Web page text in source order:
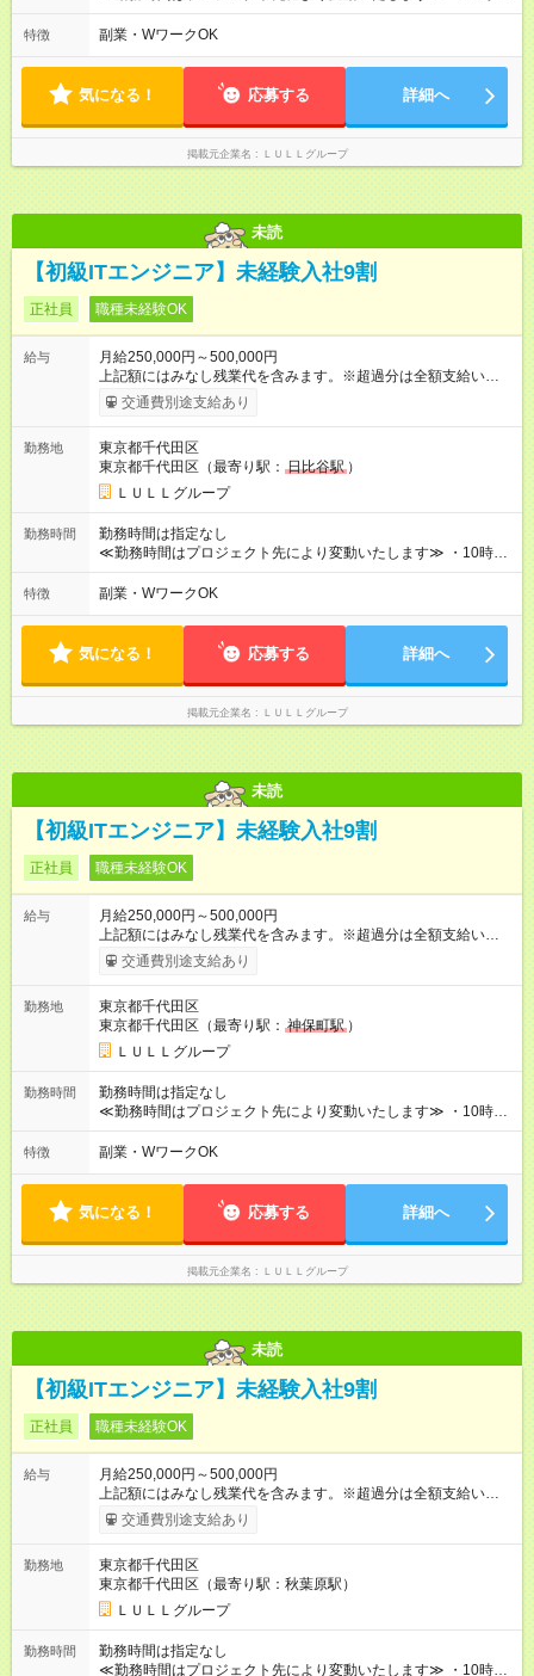
上アップした社員も。 エンジニアへの還元率は業界高水準の
87％。 スキルを磨いた分だけ、収入アップも目指せる環境で
す！ 【試用期間】試用期間あり 試用期間の長さ：6ヶ月 ※ 雇用
形態と給与に、本採用時と異なる部分があります。 雇用形態：
中途採用（契約社員） 給与：月給 230,000円以上 上記額にはみ
なし残業代を含みます。※超過分は全額支給いたします。 みな
別途支給いたします ※研修期間中（最大12ヶ月間）も、試用期
分～19時00分（休憩1時間） ・9時00分～18時00分（休憩1時
間） ＼平日夜も、ちゃんと「自分時間」がつくれます／ 残業は
やサウナなど、 趣味の時間を楽しむ社員も多くいます◎
特徴 副業・WワークOK
気になる！ 応募する 詳細へ
掲載元企業名 ＬＵＬＬグループ
未読
【初級ITエンジニア】未経験入社9割
正社員 職種未経験OK
給与
月給250,000円～500,000円
上記額にはみなし残業代を含みます。※超過分は全額支給いたし
ます。 みなし残業代 21,675円／月 みなし残業時間 12時間／月 -
------------------------------------------------------- ≪経験者の方は以下と
万円～＋業績賞与＋交通費＋各種手当 ※固定残業代（30時間/6
万6，610円分）を含む。超過分は追加支給いたします 能力やス
キルを考慮し初任給を決定。経験者の方は前給考慮も可能で
す！ ◎昇給年1回（研修終了後） ◎賞与年2回（2月・8月）＋業
績賞与あり ◤スキルアップも、収入アップも。◢ 入社後の成長
や頑張りは、しっかり給与で還元しています。 実際にほぼ全員
上アップした社員も。 エンジニアへの還元率は業界高水準の
87％。 スキルを磨いた分だけ、収入アップも目指せる環境で
す！ 【試用期間】試用期間あり 試用期間の長さ：6ヶ月 ※ 雇用
形態と給与に、本採用時と異なる部分があります。 雇用形態：
中途採用（契約社員） 給与：月給 230,000円以上 上記額にはみ
なし残業代を含みます。※超過分は全額支給いたします。 みな
別途支給いたします ※研修期間中（最大12ヶ月間）も、試用期
交通費別途支給あり
勤務地
東京都千代田区
東京都千代田区（最寄り駅： 日比谷駅 ）
ＬＵＬＬグループ
勤務時間
勤務時間は指定なし
≪勤務時間はプロジェクト先により変動いたします≫ ・10時00
分～19時00分（休憩1時間） ・9時00分～18時00分（休憩1時
間） ＼平日夜も、ちゃんと「自分時間」がつくれます／ 残業は
やサウナなど、 趣味の時間を楽しむ社員も多くいます◎
特徴 副業・WワークOK
気になる！ 応募する 詳細へ
掲載元企業名 ＬＵＬＬグループ
未読
【初級ITエンジニア】未経験入社9割
正社員 職種未経験OK
給与
月給250,000円～500,000円
上記額にはみなし残業代を含みます。※超過分は全額支給いたし
ます。 みなし残業代 21,675円／月 みなし残業時間 12時間／月 -
------------------------------------------------------- ≪経験者の方は以下と
万円～＋業績賞与＋交通費＋各種手当 ※固定残業代（30時間/6
万6，610円分）を含む。超過分は追加支給いたします 能力やス
キルを考慮し初任給を決定。経験者の方は前給考慮も可能で
す！ ◎昇給年1回（研修終了後） ◎賞与年2回（2月・8月）＋業
績賞与あり ◤スキルアップも、収入アップも。◢ 入社後の成長
や頑張りは、しっかり給与で還元しています。 実際にほぼ全員
上アップした社員も。 エンジニアへの還元率は業界高水準の
87％。 スキルを磨いた分だけ、収入アップも目指せる環境で
す！ 【試用期間】試用期間あり 試用期間の長さ：6ヶ月 ※ 雇用
形態と給与に、本採用時と異なる部分があります。 雇用形態：
中途採用（契約社員） 給与：月給 230,000円以上 上記額にはみ
なし残業代を含みます。※超過分は全額支給いたします。 みな
別途支給いたします ※研修期間中（最大12ヶ月間）も、試用期
交通費別途支給あり
勤務地
東京都千代田区
東京都千代田区（最寄り駅： 神保町駅 ）
ＬＵＬＬグループ
勤務時間
勤務時間は指定なし
≪勤務時間はプロジェクト先により変動いたします≫ ・10時00
分～19時00分（休憩1時間） ・9時00分～18時00分（休憩1時
間） ＼平日夜も、ちゃんと「自分時間」がつくれます／ 残業は
やサウナなど、 趣味の時間を楽しむ社員も多くいます◎
特徴 副業・WワークOK
気になる！ 応募する 詳細へ
掲載元企業名 ＬＵＬＬグループ
未読
【初級ITエンジニア】未経験入社9割
正社員 職種未経験OK
給与
月給250,000円～500,000円
上記額にはみなし残業代を含みます。※超過分は全額支給いたし
ます。 みなし残業代 21,675円／月 みなし残業時間 12時間／月 -
------------------------------------------------------- ≪経験者の方は以下と
万円～＋業績賞与＋交通費＋各種手当 ※固定残業代（30時間/6
万6，610円分）を含む。超過分は追加支給いたします 能力やス
キルを考慮し初任給を決定。経験者の方は前給考慮も可能で
す！ ◎昇給年1回（研修終了後） ◎賞与年2回（2月・8月）＋業
績賞与あり ◤スキルアップも、収入アップも。◢ 入社後の成長
や頑張りは、しっかり給与で還元しています。 実際にほぼ全員
交通費別途支給あり
勤務地
東京都千代田区
東京都千代田区（最寄り駅：秋葉原駅）
ＬＵＬＬグループ
勤務時間
勤務時間は指定なし
≪勤務時間はプロジェクト先により変動いたします≫ ・10時00